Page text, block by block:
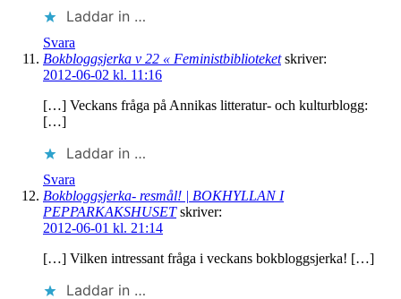
Laddar in …
Svara
Bokbloggsjerka v 22 « Feministbiblioteket skriver:
2012-06-02 kl. 11:16
[…] Veckans fråga på Annikas litteratur- och kulturblogg:
[…]
Laddar in …
Svara
Bokbloggsjerka- resmål! | BOKHYLLAN I
PEPPARKAKSHUSET skriver:
2012-06-01 kl. 21:14
[…] Vilken intressant fråga i veckans bokbloggsjerka! […]
Laddar in …